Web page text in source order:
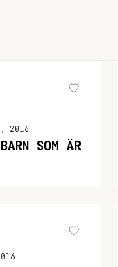
2016
SOM ÄR